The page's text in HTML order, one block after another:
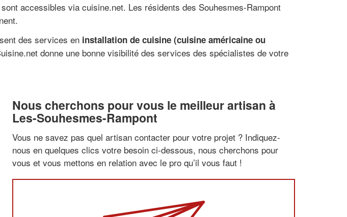
sont accessibles via cuisine.net. Les résidents des Souhesmes-Rampont
des services en installation de cuisine (cuisine américaine ou
donne une bonne visibilité des services des spécialistes de votre
Nous cherchons pour vous le meilleur artisan à
Les-Souhesmes-Rampont
Vous ne savez pas quel artisan contacter pour votre projet ? Indiquez-
nous en quelques clics votre besoin ci-dessous, nous cherchons pour
vous et vous mettons en relation avec le pro qu’il vous faut !